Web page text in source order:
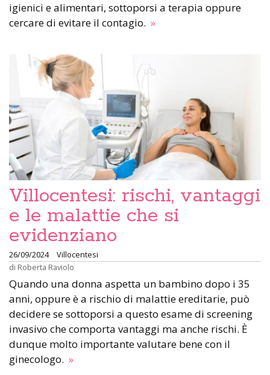
igienici e alimentari, sottoporsi a terapia oppure
cercare di evitare il contagio. »
Villocentesi: rischi, vantaggi
e le malattie che si
evidenziano
26/09/2024
Villocentesi
di Roberta Raviolo
Quando una donna aspetta un bambino dopo i 35
anni, oppure è a rischio di malattie ereditarie, può
decidere se sottoporsi a questo esame di screening
invasivo che comporta vantaggi ma anche rischi. È
dunque molto importante valutare bene con il
ginecologo. »